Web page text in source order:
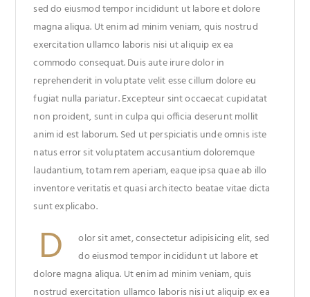
sed do eiusmod tempor incididunt ut labore et dolore
magna aliqua. Ut enim ad minim veniam, quis nostrud
exercitation ullamco laboris nisi ut aliquip ex ea
commodo consequat. Duis aute irure dolor in
reprehenderit in voluptate velit esse cillum dolore eu
fugiat nulla pariatur. Excepteur sint occaecat cupidatat
non proident, sunt in culpa qui officia deserunt mollit
anim id est laborum. Sed ut perspiciatis unde omnis iste
natus error sit voluptatem accusantium doloremque
laudantium, totam rem aperiam, eaque ipsa quae ab illo
inventore veritatis et quasi architecto beatae vitae dicta
sunt explicabo.
D
olor sit amet, consectetur adipisicing elit, sed
do eiusmod tempor incididunt ut labore et
dolore magna aliqua. Ut enim ad minim veniam, quis
nostrud exercitation ullamco laboris nisi ut aliquip ex ea